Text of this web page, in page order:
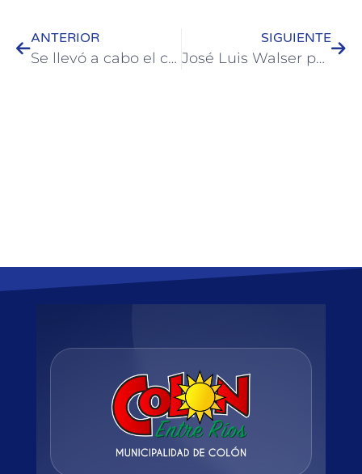
ANTERIOR
Se llevó a cabo el cierre del ciclo 2023 de la Escuela Municipal de Arte Cerámico
SIGUIENTE
José Luis Walser puso en marcha el Foro de Seguridad de Colón